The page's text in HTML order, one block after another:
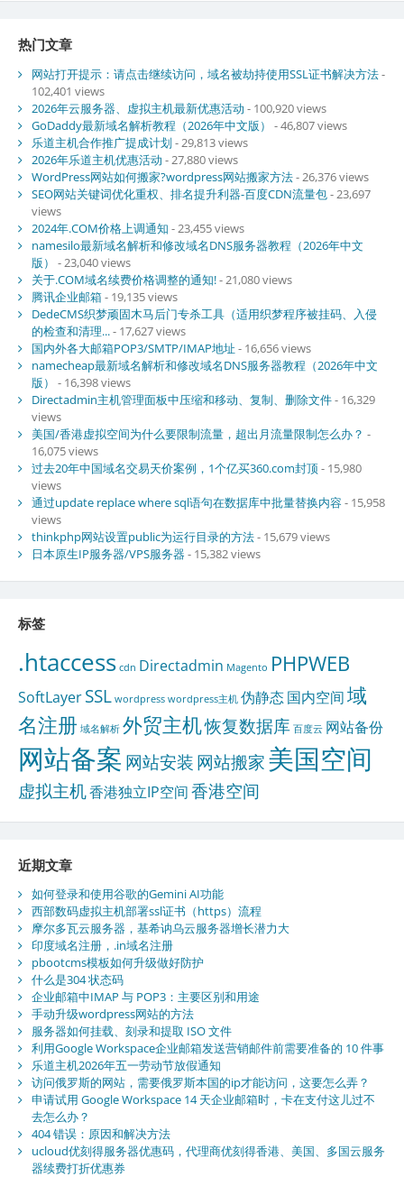
热门文章
网站打开提示：请点击继续访问，域名被劫持使用SSL证书解决方法-
102,401 views
2026年云服务器、虚拟主机最新优惠活动 - 100,920 views
GoDaddy最新域名解析教程（2026年中文版）
- 46,807 views
乐道主机合作推广提成计划- 29,813 views
2026年乐道主机优惠活动 - 27,880 views
WordPress网站如何搬家?wordpress网站搬家方法- 26,376 views
SEO网站关键词优化重权、排名提升利器-百度CDN流量包- 23,697
views
2024年.COM价格上调通知 - 23,455 views
namesilo最新域名解析和修改域名DNS服务器教程（2026年中文
版）
- 23,040 views
关于.COM域名续费价格调整的通知!- 21,080 views
腾讯企业邮箱- 19,135 views
DedeCMS织梦顽固木马后门专杀工具（适用织梦程序被挂码、入侵
的检查和清理...- 17,627 views
国内外各大邮箱POP3/SMTP/IMAP地址 - 16,656 views
namecheap最新域名解析和修改域名DNS服务器教程（2026年中文
版）
- 16,398 views
Directadmin主机管理面板中压缩和移动、复制、删除文件- 16,329
views
美国/香港虚拟空间为什么要限制流量，超出月流量限制怎么办？ -
16,075 views
过去20年中国域名交易天价案例，1个亿买360.com封顶- 15,980
views
通过update replace where sql语句在数据库中批量替换内容- 15,958
views
thinkphp网站设置public为运行目录的方法- 15,679 views
日本原生IP服务器/VPS服务器 - 15,382 views
标签
.htaccess cdn Directadmin Magento PHPWEB
SoftLayerSSL wordpress wordpress主机 伪静态国内空间域
名注册 域名解析 外贸主机恢复数据库 百度云 网站备份
网站备案 网站安装网站搬家美国空间
虚拟主机香港独立IP空间香港空间
近期文章
如何登录和使用谷歌的Gemini AI功能
西部数码虚拟主机部署ssl证书（https）流程
摩尔多瓦云服务器，基希讷乌云服务器增长潜力大
印度域名注册，.in域名注册
pbootcms模板如何升级做好防护
什么是304 状态码
企业邮箱中IMAP 与 POP3：主要区别和用途
手动升级wordpress网站的方法
服务器如何挂载、刻录和提取 ISO 文件
利用Google Workspace企业邮箱发送营销邮件前需要准备的 10 件事
乐道主机2026年五一劳动节放假通知
访问俄罗斯的网站，需要俄罗斯本国的ip才能访问，这要怎么弄？
申请试用 Google Workspace 14 天企业邮箱时，卡在支付这儿过不
去怎么办？
404 错误：原因和解决方法
ucloud优刻得服务器优惠码，代理商优刻得香港、美国、多国云服务
器续费打折优惠券